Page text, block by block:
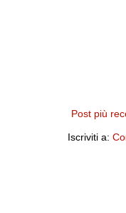
Post più
Iscriviti a: